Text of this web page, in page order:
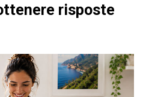
risposte